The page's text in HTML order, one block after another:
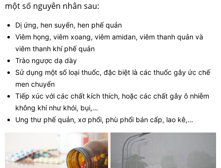
một số nguyên nhân sau:
Dị ứng, hen suyển, hen phế quản
Viêm họng, viêm xoang, viêm amidan, viêm thanh quản và
viêm thanh khí phế quản
Trào ngược dạ dày
Sử dụng một số loại thuốc, đặc biệt là các thuốc gây ức chế
men chuyển
Tiếp xúc với các chất kích thích, hoặc các chất gây ô nhiễm
không khí như khói, bụi,…
Ung thư phế quản, xơ phổi, phù phổi bán cấp, lao kê,…